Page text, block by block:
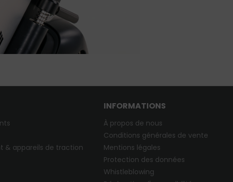
& appareils de traction
INFORMATIONS
À propos de nous
Conditions générales de vente
Mentions légales
Protection des données
Whistleblowing